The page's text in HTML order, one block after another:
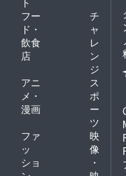
フー
ド・
飲食
店
チ
ャ
レ
ン
ジ
アニ
メ・
漫画
ス
ポ
ー
ツ
ファ
ッ
ショ
映
像
・